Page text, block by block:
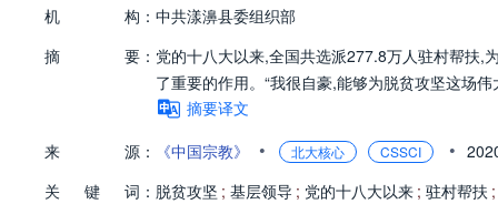
机 构： 中共漾濞县委组织部
摘
要： 党的十八大以来,全国共选派277.8万人驻村帮扶,
了重要的作用。“我很自豪,能够为脱贫攻坚这场
摘要译文
来
源： 《中国宗教》 • 北大核心 CSSCI •
关
键 词： 脱贫攻坚 ; 基层领导 ; 党的十八大以来 ; 驻村帮扶 ;